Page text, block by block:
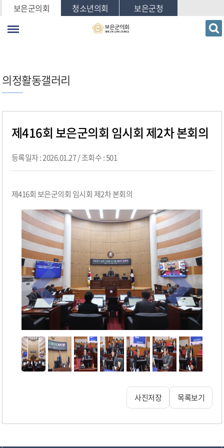
본문바로가기
보은군의회 청소년의회 보은군청
의정활동갤러리
제416회 보은군의회 임시회 제2차 본회의
등록일자 : 2026.01.27 / 조회수 : 501
제416회 보은군의회 임시회 제2차 본회의
목록보기
사진저장